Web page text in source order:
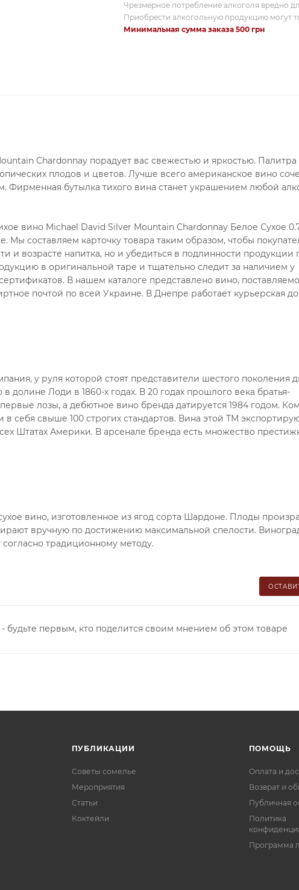
Чрезмерное потребление алкоголя вредно
Приобрести алкогольную продукцию могут
Минимальная сумма заказа 500 грн
Chardonnay порадует вас свежестью и яркостью. Палитра
плодов и цветов. Лучше всего американское вино
бутылка тихого вина станет украшением любой
вино Michael David Silver Mountain Chardonnay Белое Сухое
составляем карточку товара таким образом, чтобы
и возрасте напитка, но и убедиться в подлинности продукции
в оригинальной таре и тщательно следит за наличием у
В нашем каталоге представлено вино,
почтой по всей Украине. В Днепре работает курьерская
у руля которой стоят представители шестого поколения
долине Лоди в 1860-х годах. В 20 годах прошлого века братья-
лозы, а дебютное вино бренда датируется 1984 годом.
свыше 100 строгих стандартов. Вина этой ТМ
Штатах Америки. В арсенале бренда есть множество
вино, изготовленное из ягод сорта Шардоне. Плоды
вручную по достижению максимальной спелости.
традиционному методу.
первым, кто поделится своим мнением об этом товаре
ПУБЛИКАЦИИ
Советы сомелье
Мероприятия
Статьи
Коктейли
ПОМОЩЬ
Оплата и
Возврат и
Публичная
Политика
Программа